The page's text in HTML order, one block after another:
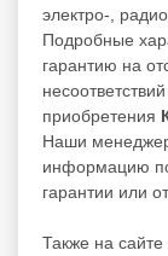
электро-,
Подробные
гарантию на
приобретения
Наши
информацию по
гарантии или
Также на